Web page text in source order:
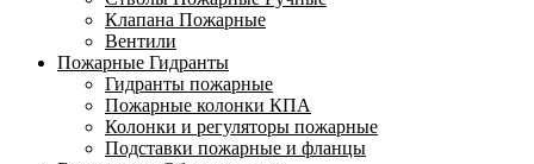
Клапана Пожарные
Вентили
Пожарные Гидранты
Гидранты пожарные
Пожарные колонки КПА
Колонки и регуляторы пожарные
Подставки пожарные и фланцы